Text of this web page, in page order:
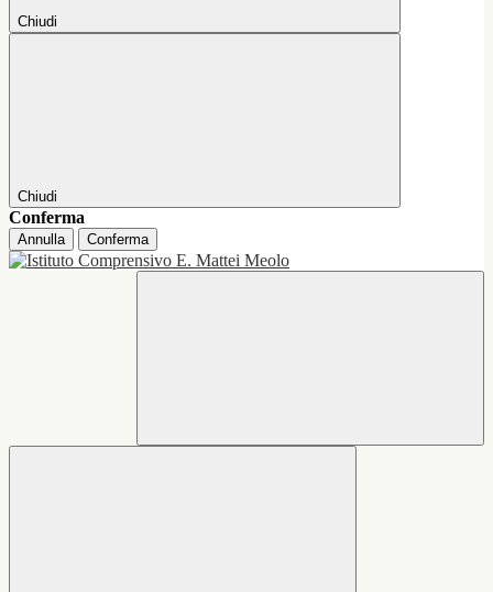
Chiudi
Chiudi
Conferma
Annulla Conferma